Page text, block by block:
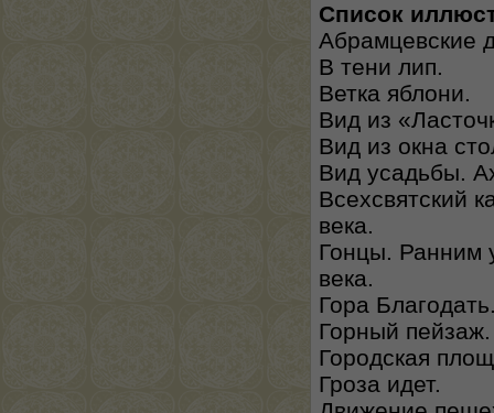
Список
Абрамцевские
В тени лип.
Ветка яблони.
Вид из
Вид из окна
Вид усадьбы.
Всехсвятский
века.
Гонцы. Ранним
века.
Гора
Горный
Городская
Гроза идет.